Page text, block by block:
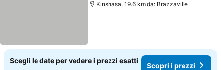
Kinshasa, 19.6 km da: Brazzaville
Scegli le date per vedere i prezzi esatti
Scopri i prezzi